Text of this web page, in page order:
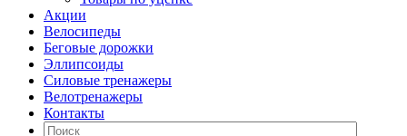
Акции
Велосипеды
Беговые дорожки
Эллипсоиды
Силовые тренажеры
Велотренажеры
Контакты